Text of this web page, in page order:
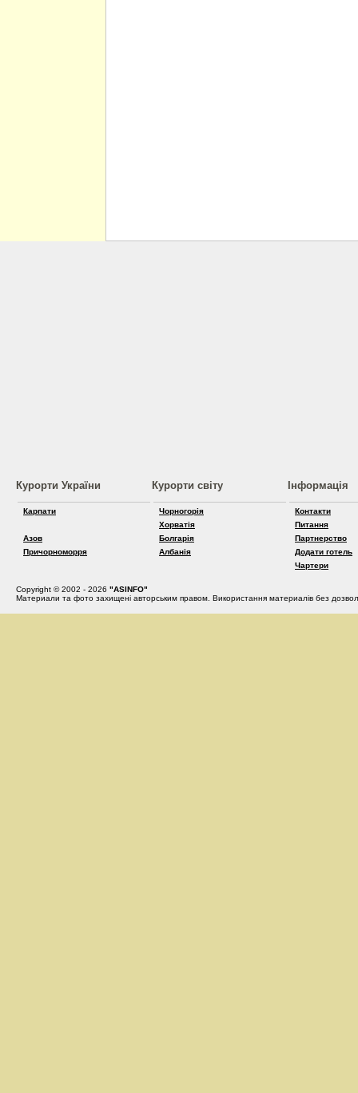
Курорти України
Карпати
Азов
Причорноморря
Курорти світу
Чорногорія
Хорватія
Болгарія
Албанія
Інформація
Контакти
Питання
Партнерство
Додати готель
Чартери
Copyright © 2002 - 2026 "ASINFO"
Материали та фото захищені авторським правом. Використання материалів без